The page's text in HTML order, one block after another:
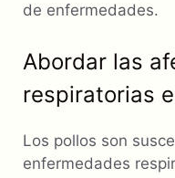
de enfermedades.
Abordar las
respiratorias
Los pollos son
enfermedades